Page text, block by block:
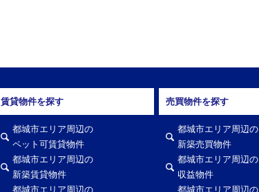
賃貸物件を探す
都城市エリア周辺の
ペット可賃貸物件
都城市エリア周辺の
新築賃貸物件
都城市エリア周辺の
売買物件を探す
都城市エリア周辺の
新築売買物件
都城市エリア周辺の
収益物件
都城市エリア周辺の